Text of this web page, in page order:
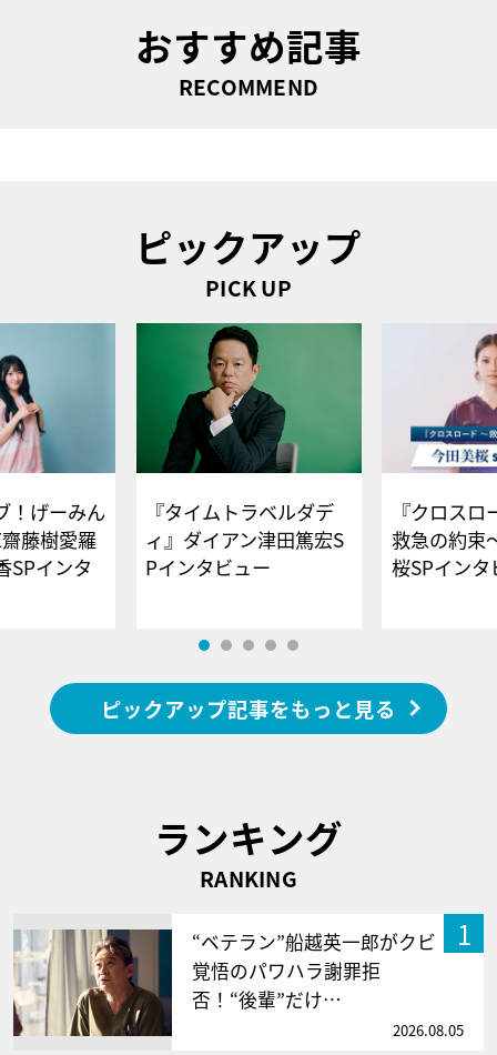
おすすめ記事
RECOMMEND
ピックアップ
PICK UP
！げーみん
藤樹愛羅
SPインタ
『タイムトラベルダデ
ィ』ダイアン津田篤宏S
Pインタビュー
『クロス
救急の約束
桜SPイ
ピックアップ記事をもっと見る
ランキング
RANKING
1
“ベテラン”船越英一郎がクビ
覚悟のパワハラ謝罪拒
否！“後輩”だけ…
2026.08.05